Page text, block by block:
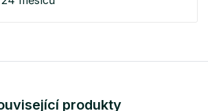
produkty